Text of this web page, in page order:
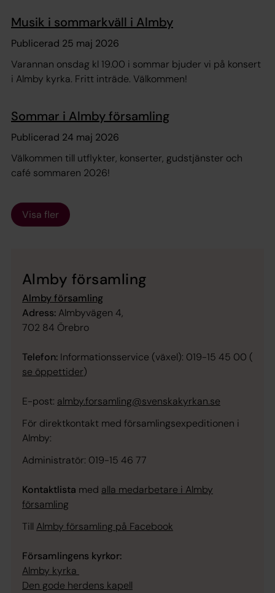
Musik i sommarkväll i Almby
Publicerad 25 maj 2026
Varannan onsdag kl 19.00 i sommar bjuder vi på konsert
i Almby kyrka. Fritt inträde. Välkommen!
Sommar i Almby församling
Publicerad 24 maj 2026
Välkommen till utflykter, konserter, gudstjänster och
café sommaren 2026!
Visa fler
Almby församling
Almby församling
Adress: Almbyvägen 4,
702 84 Örebro
Telefon: Informationsservice (växel): 019-15 45 00 (
se öppettider)
E-post: almby.forsamling@svenskakyrkan.se
För direktkontakt med församlingsexpeditionen i
Almby:
Administratör: 019-15 46 77
Kontaktlista med alla medarbetare i Almby
församling
Till Almby församling på Facebook
Församlingens kyrkor:
Almby kyrka
Den gode herdens kapell